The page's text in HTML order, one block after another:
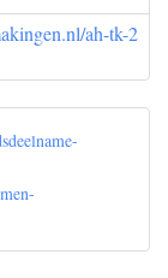
ah-tk-2